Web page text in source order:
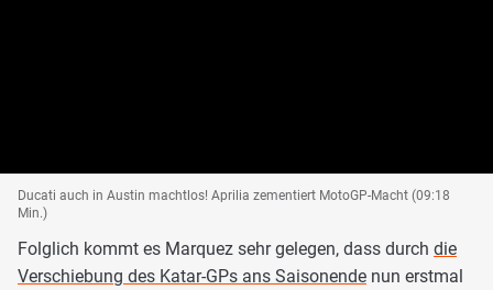
Ducati auch in Austin machtlos! Aprilia zementiert MotoGP-Macht (09:18
Min.)
Folglich kommt es Marquez sehr gelegen, dass durch die
Verschiebung des Katar-GPs ans Saisonende nun erstmal